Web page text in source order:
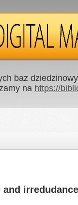
baz
na https://